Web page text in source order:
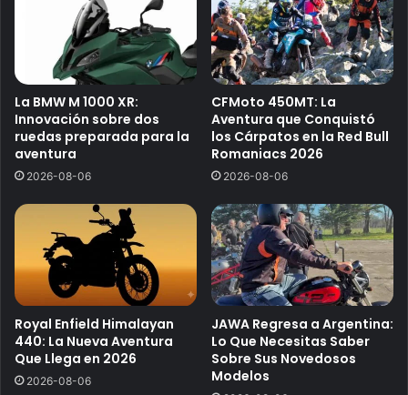
La BMW M 1000 XR:
Innovación sobre dos
ruedas preparada para la
aventura
2026-08-06
CFMoto 450MT: La
Aventura que Conquistó
los Cárpatos en la Red Bull
Romaniacs 2026
2026-08-06
Royal Enfield Himalayan
440: La Nueva Aventura
Que Llega en 2026
2026-08-06
JAWA Regresa a Argentina:
Lo Que Necesitas Saber
Sobre Sus Novedosos
Modelos